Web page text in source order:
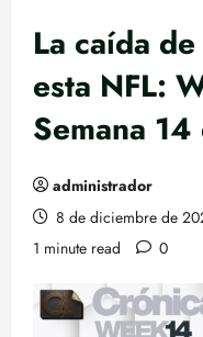
La caída
esta NFL:
Semana
administrador
8 de diciembre de
1 minute read
0